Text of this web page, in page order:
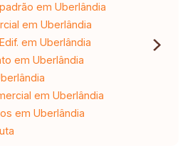
em Uberlândia
em Uberlândia
em Uberlândia
em Uberlândia
em Uberlândia
em Uberlândia